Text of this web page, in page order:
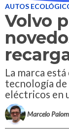
AUTOS
Volvo
La marca
tecnología de
eléctricos en
Marcelo